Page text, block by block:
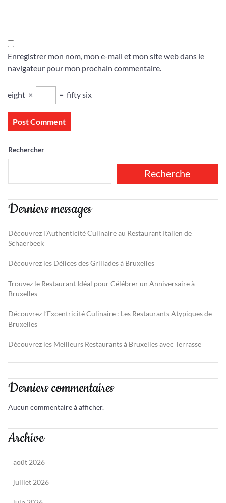
Enregistrer mon nom, mon e-mail et mon site web dans le
navigateur pour mon prochain commentaire.
eight × = fifty six
Rechercher
Recherche
Derniers messages
Découvrez l’Authenticité Culinaire au Restaurant Italien de
Schaerbeek
Découvrez les Délices des Grillades à Bruxelles
Trouvez le Restaurant Idéal pour Célébrer un Anniversaire à
Bruxelles
Découvrez l’Excentricité Culinaire : Les Restaurants Atypiques de
Bruxelles
Découvrez les Meilleurs Restaurants à Bruxelles avec Terrasse
Derniers commentaires
Aucun commentaire à afficher.
Archive
août 2026
juillet 2026